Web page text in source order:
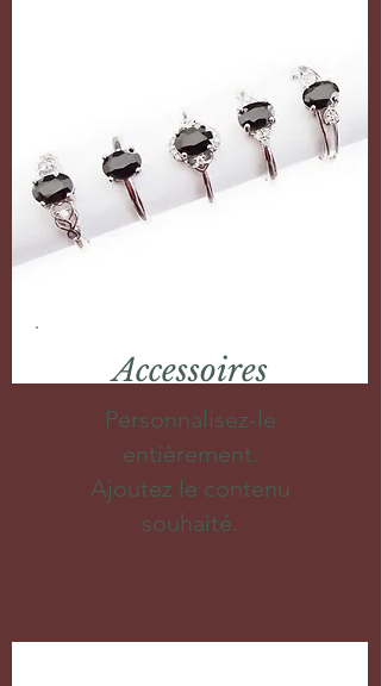
Accessoires
Personnalisez-le
entièrement.
Ajoutez le contenu
souhaité.